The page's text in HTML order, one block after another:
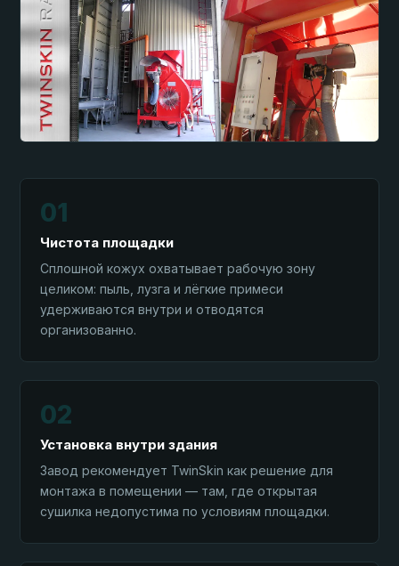
01
Чистота площадки
Сплошной кожух охватывает рабочую зону
целиком: пыль, лузга и лёгкие примеси
удерживаются внутри и отводятся
организованно.
02
Установка внутри здания
Завод рекомендует TwinSkin как решение для
монтажа в помещении — там, где открытая
сушилка недопустима по условиям площадки.